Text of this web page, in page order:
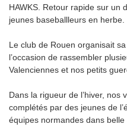
HAWKS. Retour rapide sur un
jeunes baseballleurs en herbe.
Le club de Rouen organisait
l’occasion de rassembler
Valenciennes et nos petits
Dans la rigueur de l’hiver, nos
complétés par des jeunes de
équipes normandes dans